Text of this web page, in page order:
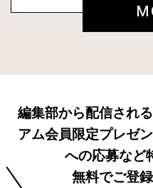
編集部から配信され
アム会員限定プレゼ
への応募など
無料でご登